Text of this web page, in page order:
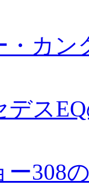
カン
ス
308